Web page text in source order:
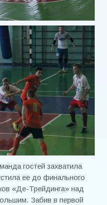
гостей захватила
ее до финального
«Де-Трейдинга» над
Забив в первой